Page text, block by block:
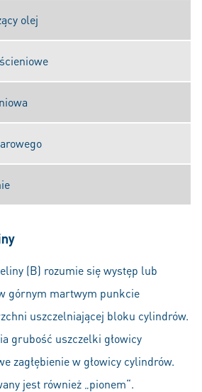
olej
(B) rozumie się występ lub
górnym martwym punkcie
uszczelniającej bloku cylindrów.
grubość uszczelki głowicy
zagłębienie w głowicy cylindrów.
jest również „pionem“.